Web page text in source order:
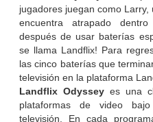
jugadores juegan como
encuentra atrapado
después de usar baterías
se llama Landflix! Para
las cinco baterías que
televisión en la plataforma
Landflix Odysseyes una
plataformas de video
televisión. En cada